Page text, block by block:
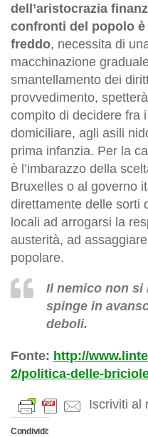
dell’aristocrazia
confronti del popolo
freddo, necessita di
macchinazione
smantellamento dei
provvedimento,
compito di decidere fra
domiciliare, agli asili
prima infanzia. Per la
è l’imbarazzo della
Bruxelles o al governo
direttamente delle sorti
locali ad arrogarsi la
austerità, ad
popolare.
Il nemico non si
spinge in
deboli.
Fonte: http://
2/politica-delle-
Iscriviti al
Condividi: